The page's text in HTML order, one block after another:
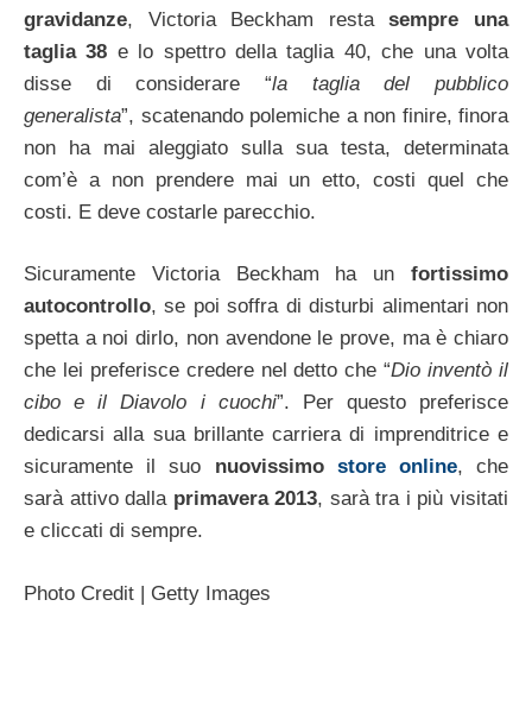
gravidanze, Victoria Beckham restasempre una
taglia 38 e lo spettro della taglia 40, che una volta
disse di considerare “la taglia del pubblico
generalista”, scatenando polemiche a non finire, finora
non ha mai aleggiato sulla sua testa, determinata
com’è a non prendere mai un etto, costi quel che
costi. E deve costarle parecchio.
Sicuramente Victoria Beckham ha un fortissimo
autocontrollo, se poi soffra di disturbi alimentari non
spetta a noi dirlo, non avendone le prove, ma è chiaro
che lei preferisce credere nel detto che “Dio inventò il
cibo e il Diavolo i cuochi”. Per questo preferisce
dedicarsi alla sua brillante carriera di imprenditrice e
sicuramente il suo nuovissimo store online, che
sarà attivo dalla primavera 2013, sarà tra i più visitati
e cliccati di sempre.
Photo Credit | Getty Images